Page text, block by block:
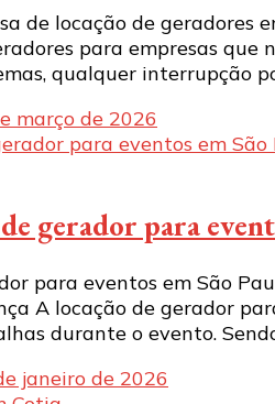
de locação de geradores
para empresas
qualquer interrupção
março de 2026
gerador para
para eventos em São
A locação de gerador
durante o evento.
janeiro de 2026